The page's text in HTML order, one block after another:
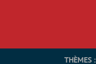
THÈMES :